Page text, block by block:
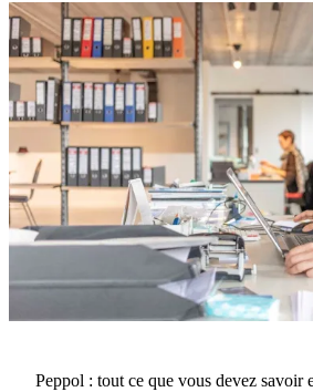
Peppol : tout ce que vous devez savoir